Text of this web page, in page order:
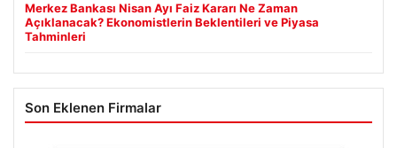
Merkez Bankası Nisan Ayı Faiz Kararı Ne Zaman
Açıklanacak? Ekonomistlerin Beklentileri ve Piyasa
Tahminleri
Son Eklenen Firmalar